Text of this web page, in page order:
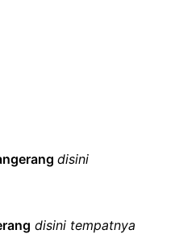
disini
disini tempatnya